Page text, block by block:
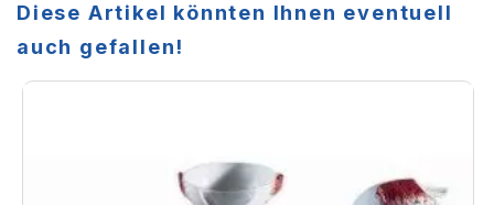
Diese Artikel könnten Ihnen eventuell
auch gefallen!